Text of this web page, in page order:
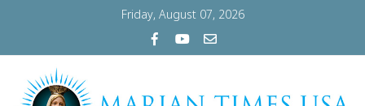
Friday, August 07, 2026